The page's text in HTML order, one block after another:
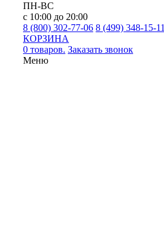
ПН-ВС
с 10:00 до 20:00
8 (800) 302-77-06 8 (499) 348-15-11
КОРЗИНА
0 товаров. Заказать звонок
Меню